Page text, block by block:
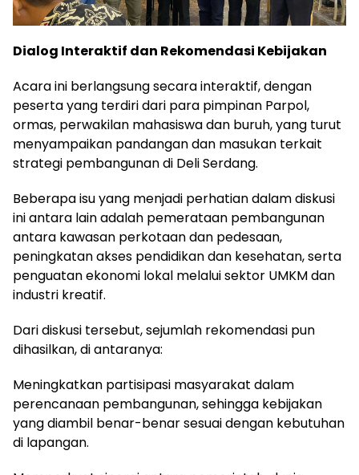
Dialog Interaktif dan Rekomendasi Kebijakan
Acara ini berlangsung secara interaktif, dengan
peserta yang terdiri dari para pimpinan Parpol,
ormas, perwakilan mahasiswa dan buruh, yang turut
menyampaikan pandangan dan masukan terkait
strategi pembangunan di Deli Serdang.
Beberapa isu yang menjadi perhatian dalam diskusi
ini antara lain adalah pemerataan pembangunan
antara kawasan perkotaan dan pedesaan,
peningkatan akses pendidikan dan kesehatan, serta
penguatan ekonomi lokal melalui sektor UMKM dan
industri kreatif.
Dari diskusi tersebut, sejumlah rekomendasi pun
dihasilkan, di antaranya:
Meningkatkan partisipasi masyarakat dalam
perencanaan pembangunan, sehingga kebijakan
yang diambil benar-benar sesuai dengan kebutuhan
di lapangan.